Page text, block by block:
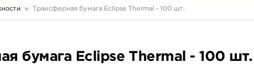
» Трансферная бумага Eclipse Thermal - 100 шт.
бумага Eclipse Thermal - 100 шт.